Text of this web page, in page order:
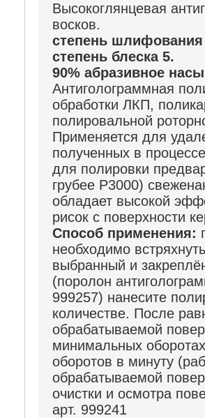
Высокоглянцевая
восков.
степень шлифования
степень блеска 5.
90% абразивное
Антиголограммная
обработки ЛКП,
полировальной
Применяется для
полученных в
для полировки
грубее Р3000)
обладает высокой
рисок с поверхности
Способ применения:
необходимо
выбранный и
(поролон
999257) нанесите
количестве. После
обрабатываемой
минимальных
оборотов в минуту
обрабатываемой
очистки и осмотра
арт. 999241